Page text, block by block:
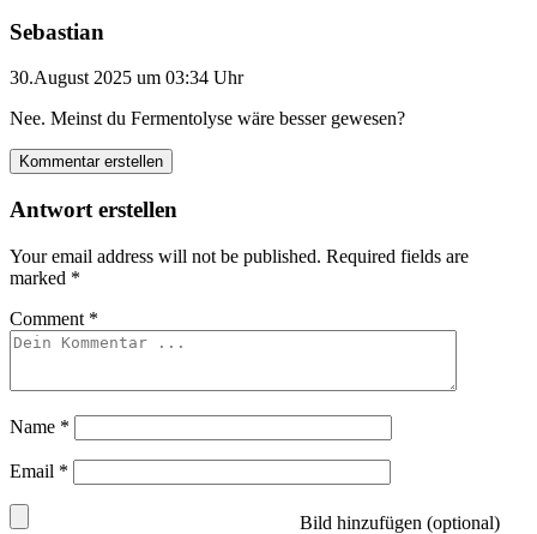
Sebastian
30.August 2025 um 03:34 Uhr
Nee. Meinst du Fermentolyse wäre besser gewesen?
Kommentar erstellen
Antwort erstellen
Your email address will not be published. Required fields are
marked *
Comment *
Name *
Email *
Bild hinzufügen (optional)